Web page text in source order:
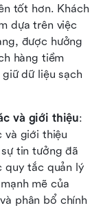
tốt hơn. Khách
dựa trên việc
được hưởng
hàng tiềm
dữ liệu sạch
và giới thiệu:
và giới thiệu
tin tưởng đã
quy tắc quản lý
mẽ của
phân bổ chính